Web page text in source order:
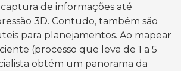
captura de informações até
3D. Contudo, também são
para planejamentos. Ao mapear
(processo que leva de 1 a 5
obtém um panorama da